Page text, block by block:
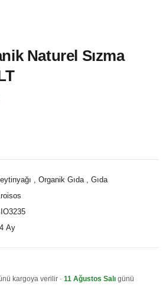
Naturel Sızma
,Organik Gıda ,Gıda
Ay
kargoya verilir · 11 Ağustos Salı günü